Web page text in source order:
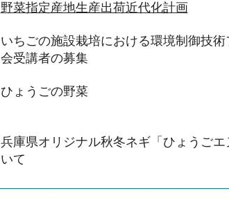
野菜指定産地生産出荷近代化計画
いちごの施設栽培における環境制御技
会受講者の募集
ひょうごの野菜
兵庫県オリジナル秋冬ネギ「ひょうごエ
いて